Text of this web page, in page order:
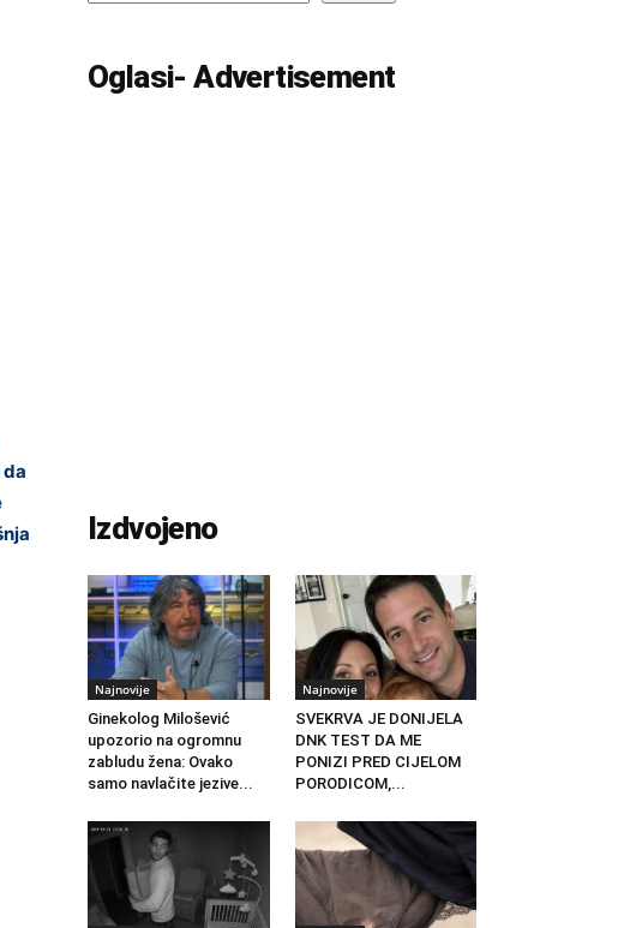
Oglasi- Advertisement
Izdvojeno
Najnovije
Ginekolog Milošević
upozorio na ogromnu
zabludu žena: Ovako
samo navlačite jezive...
Najnovije
SVEKRVA JE DONIJELA
DNK TEST DA ME
PONIZI PRED CIJELOM
PORODICOM,...